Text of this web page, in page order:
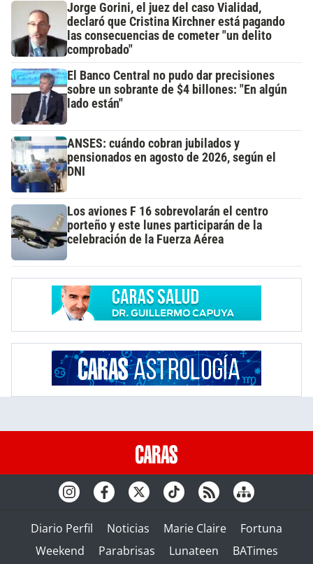
Jorge Gorini, el juez del caso Vialidad,
declaró que Cristina Kirchner está pagando
las consecuencias de cometer "un delito
comprobado"
El Banco Central no pudo dar precisiones
sobre un sobrante de $4 billones: "En algún
lado están"
ANSES: cuándo cobran jubilados y
pensionados en agosto de 2026, según el
DNI
Los aviones F 16 sobrevolarán el centro
porteño y este lunes participarán de la
celebración de la Fuerza Aérea
Diario Perfil Noticias Marie Claire
Fortuna
Weekend
Parabrisas Lunateen BATimes